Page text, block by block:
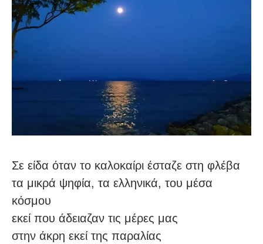
Σε είδα όταν το καλοκαίρι έσταζε στη φλέβα
τα μικρά ψηφία, τα ελληνικά, του μέσα
κόσμου
εκεί που άδειαζαν τις μέρες μας
στην άκρη εκεί της παραλίας